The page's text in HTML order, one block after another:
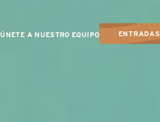
ÚNETE A NUESTRO EQUIPO ENTRADAS